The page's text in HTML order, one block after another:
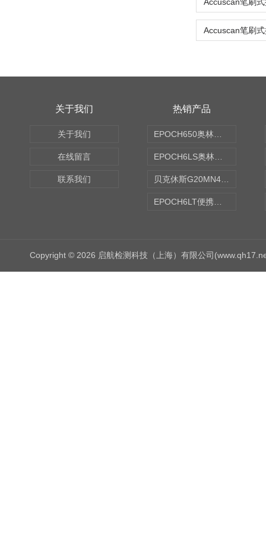
关于我们
关于我们
在线留言
联系我们
热销产品
Copyright © 2026 启航检测科技（上海）有限公司